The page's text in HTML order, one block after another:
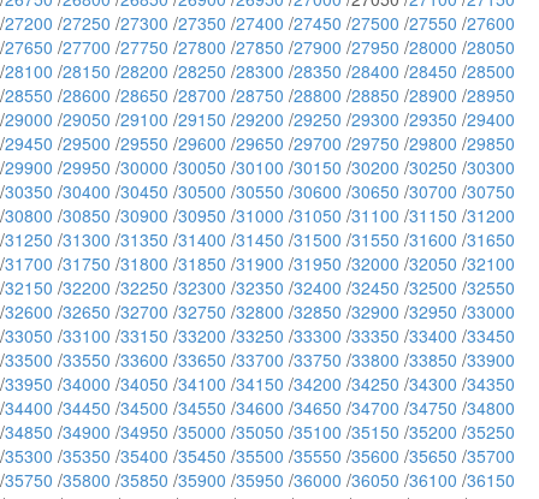
/27200 /27250 /27300 /27350 /27400 /27450 /27500 /27550 /27600
/27650 /27700 /27750 /27800 /27850 /27900 /27950 /28000 /28050
/28100 /28150 /28200 /28250 /28300 /28350 /28400 /28450 /28500
/28550 /28600 /28650 /28700 /28750 /28800 /28850 /28900 /28950
/29000 /29050 /29100 /29150 /29200 /29250 /29300 /29350 /29400
/29450 /29500 /29550 /29600 /29650 /29700 /29750 /29800 /29850
/29900 /29950 /30000 /30050 /30100 /30150 /30200 /30250 /30300
/30350 /30400 /30450 /30500 /30550 /30600 /30650 /30700 /30750
/30800 /30850 /30900 /30950 /31000 /31050 /31100 /31150 /31200
/31250 /31300 /31350 /31400 /31450 /31500 /31550 /31600 /31650
/31700 /31750 /31800 /31850 /31900 /31950 /32000 /32050 /32100
/32150 /32200 /32250 /32300 /32350 /32400 /32450 /32500 /32550
/32600 /32650 /32700 /32750 /32800 /32850 /32900 /32950 /33000
/33050 /33100 /33150 /33200 /33250 /33300 /33350 /33400 /33450
/33500 /33550 /33600 /33650 /33700 /33750 /33800 /33850 /33900
/33950 /34000 /34050 /34100 /34150 /34200 /34250 /34300 /34350
/34400 /34450 /34500 /34550 /34600 /34650 /34700 /34750 /34800
/34850 /34900 /34950 /35000 /35050 /35100 /35150 /35200 /35250
/35300 /35350 /35400 /35450 /35500 /35550 /35600 /35650 /35700
/35750 /35800 /35850 /35900 /35950 /36000 /36050 /36100 /36150